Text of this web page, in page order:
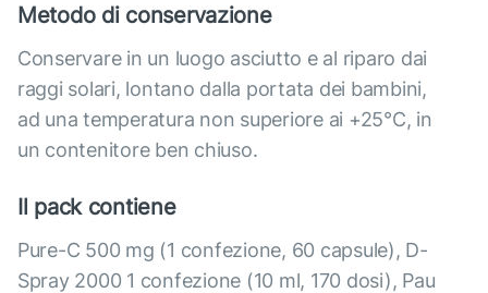
Metodo di conservazione
Conservare in un luogo asciutto e al riparo dai
raggi solari, lontano dalla portata dei bambini,
ad una temperatura non superiore ai +25°C, in
un contenitore ben chiuso.
Il pack contiene
Pure-C 500 mg (1 confezione, 60 capsule), D-
Spray 2000 1 confezione (10 ml, 170 dosi), Pau